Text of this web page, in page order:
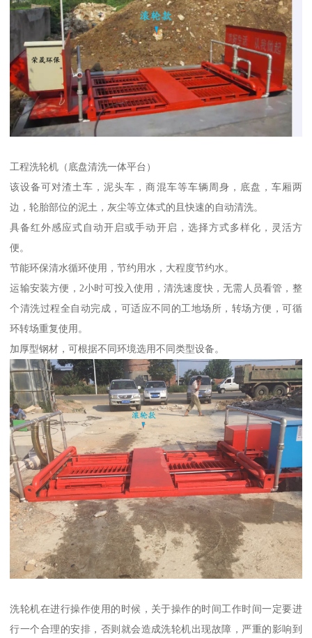
工程洗轮机（底盘清洗一体平台）
该设备可对渣土车，泥头车，商混车等车辆周身，底盘，车厢两
边，轮胎部位的泥土，灰尘等立体式的且快速的自动清洗。
具备红外感应式自动开启或手动开启，选择方式多样化，灵活方
便。
节能环保清水循环使用，节约用水，大程度节约水。
运输安装方便，2小时可投入使用，清洗速度快，无需人员看管，整
个清洗过程全自动完成，可适应不同的工地场所，转场方便，可循
环转场重复使用。
加厚型钢材，可根据不同环境选用不同类型设备。
洗轮机在进行操作使用的时候，关于操作的时间工作时间一定要进
行一个合理的安排，否则就会造成洗轮机出现故障，严重的影响到